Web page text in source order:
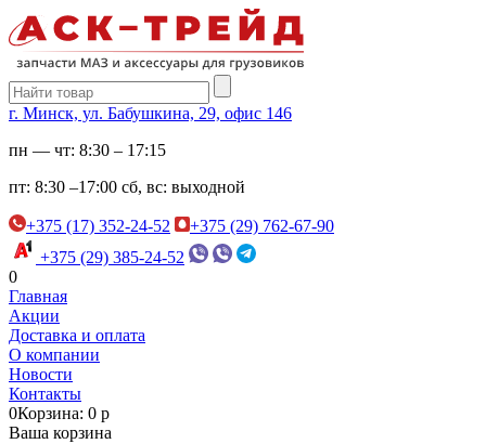
г. Минск, ул. Бабушкина, 29, офис 146
пн — чт: 8:30 – 17:15
пт: 8:30 –17:00 сб, вс: выходной
+375 (17) 352-24-52
+375 (29) 762-67-90
+375 (29) 385-24-52
0
Главная
Акции
Доставка и оплата
О компании
Новости
Контакты
0Корзина: 0 р
Ваша корзина